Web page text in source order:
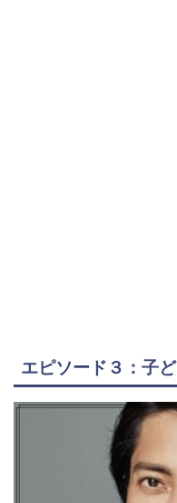
エピソード３：子